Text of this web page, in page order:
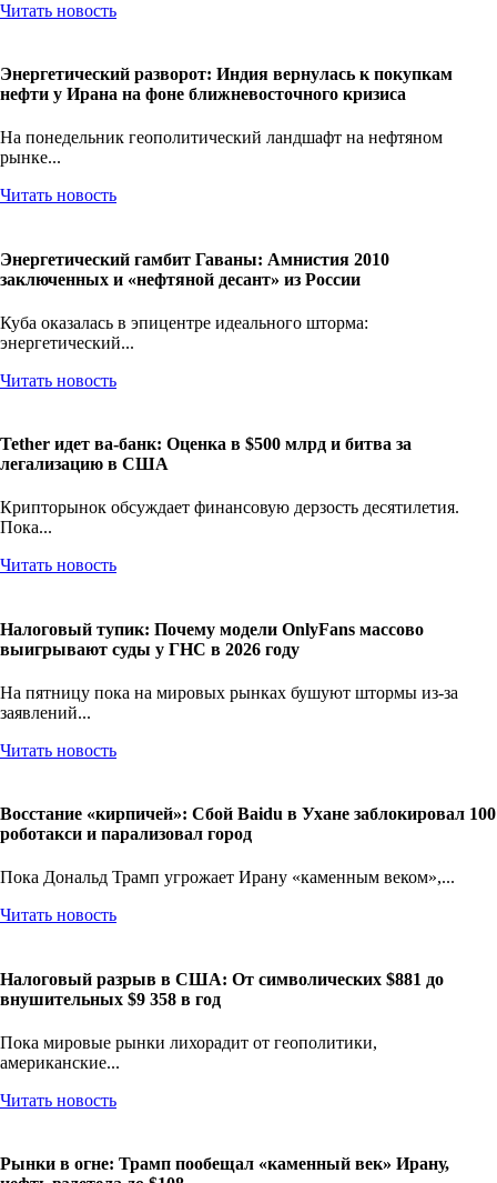
Читать новость
Энергетический разворот: Индия вернулась к покупкам
нефти у Ирана на фоне ближневосточного кризиса
На понедельник геополитический ландшафт на нефтяном
рынке...
Читать новость
Энергетический гамбит Гаваны: Амнистия 2010
заключенных и «нефтяной десант» из России
Куба оказалась в эпицентре идеального шторма:
энергетический...
Читать новость
Tether идет ва-банк: Оценка в $500 млрд и битва за
легализацию в США
Крипторынок обсуждает финансовую дерзость десятилетия.
Пока...
Читать новость
Налоговый тупик: Почему модели OnlyFans массово
выигрывают суды у ГНС в 2026 году
На пятницу пока на мировых рынках бушуют штормы из-за
заявлений...
Читать новость
Восстание «кирпичей»: Сбой Baidu в Ухане заблокировал 100
роботакси и парализовал город
Пока Дональд Трамп угрожает Ирану «каменным веком»,...
Читать новость
Налоговый разрыв в США: От символических $881 до
внушительных $9 358 в год
Пока мировые рынки лихорадит от геополитики,
американские...
Читать новость
Рынки в огне: Трамп пообещал «каменный век» Ирану,